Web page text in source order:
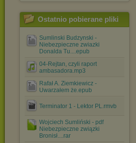
Ostatnio pobierane pliki
Sumlinski Budzynski -
Niebezpieczne zwiazki
Donalda Tu....epub
04-Rejtan, czyli raport
ambasadora.mp3
Rafał A. Ziemkiewicz -
Uwarzałem że.epub
Terminator 1 - Lektor PL.rmvb
Wojciech Sumliński - pdf
Niebezpieczne związki
Bronisł....rar